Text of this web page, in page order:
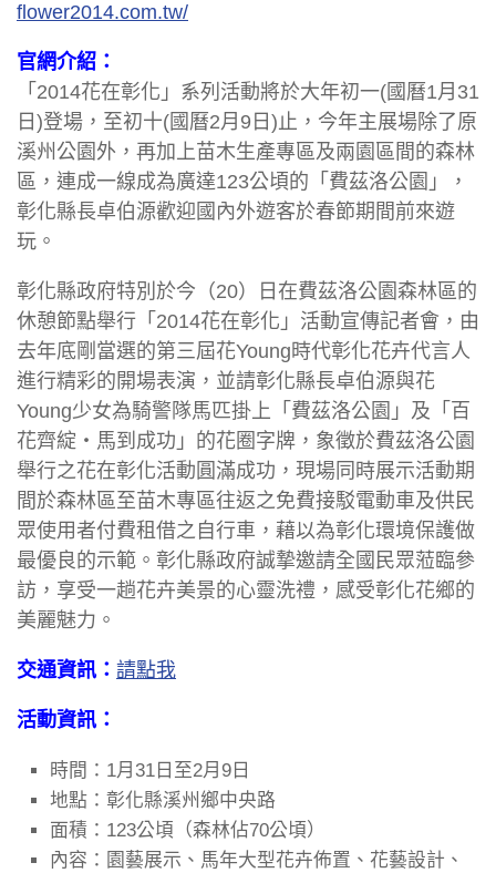
flower2014.com.tw/
官網介紹：
「2014花在彰化」系列活動將於大年初一(國曆1月31
日)登場，至初十(國曆2月9日)止，今年主展場除了原
溪州公園外，再加上苗木生產專區及兩園區間的森林
區，連成一線成為廣達123公頃的「費茲洛公園」，
彰化縣長卓伯源歡迎國內外遊客於春節期間前來遊
玩。
彰化縣政府特別於今（20）日在費茲洛公園森林區的
休憩節點舉行「2014花在彰化」活動宣傳記者會，由
去年底剛當選的第三屆花Young時代彰化花卉代言人
進行精彩的開場表演，並請彰化縣長卓伯源與花
Young少女為騎警隊馬匹掛上「費茲洛公園」及「百
花齊綻‧馬到成功」的花圈字牌，象徵於費茲洛公園
舉行之花在彰化活動圓滿成功，現場同時展示活動期
間於森林區至苗木專區往返之免費接駁電動車及供民
眾使用者付費租借之自行車，藉以為彰化環境保護做
最優良的示範。彰化縣政府誠摯邀請全國民眾蒞臨參
訪，享受一趟花卉美景的心靈洗禮，感受彰化花鄉的
美麗魅力。
交通資訊： 請點我
活動資訊：
時間：1月31日至2月9日
地點：彰化縣溪州鄉中央路
面積：123公頃（森林佔70公頃）
內容：園藝展示、馬年大型花卉佈置、花藝設計、